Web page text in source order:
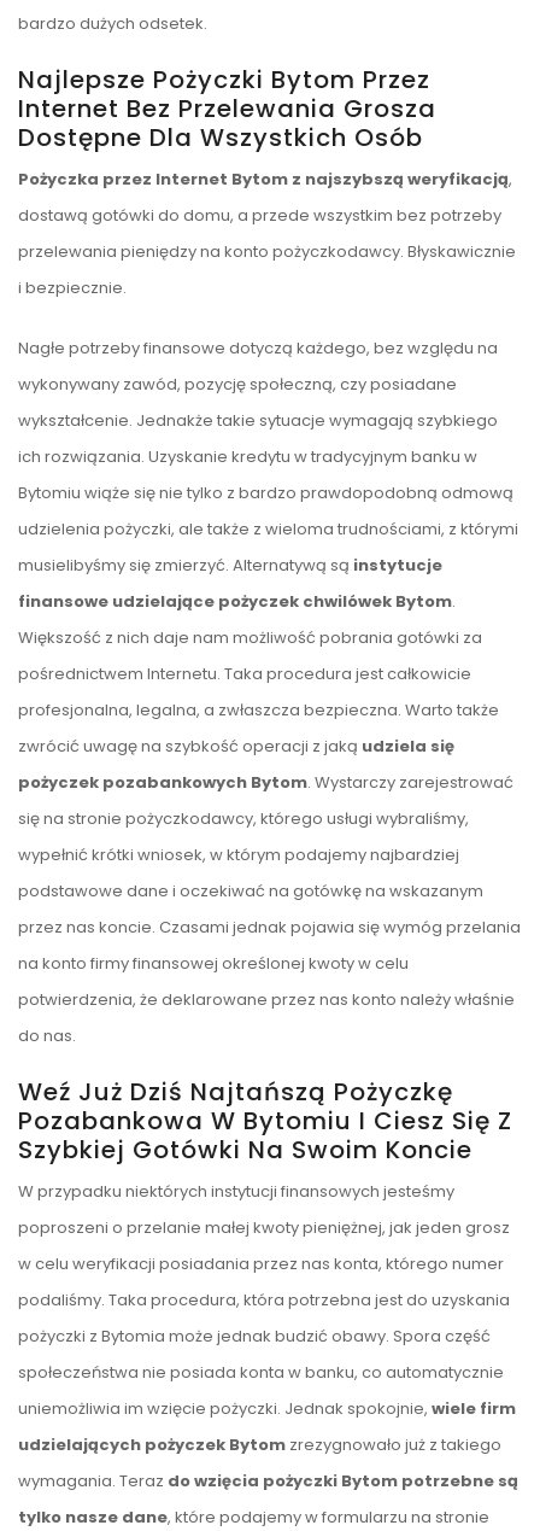
bardzo dużych odsetek.
Najlepsze Pożyczki Bytom Przez
Internet Bez Przelewania Grosza
Dostępne Dla Wszystkich Osób
Pożyczka przez Internet Bytom z najszybszą weryfikacją,
dostawą gotówki do domu, a przede wszystkim bez potrzeby
przelewania pieniędzy na konto pożyczkodawcy. Błyskawicznie
i bezpiecznie.
Nagłe potrzeby finansowe dotyczą każdego, bez względu na
wykonywany zawód, pozycję społeczną, czy posiadane
wykształcenie. Jednakże takie sytuacje wymagają szybkiego
ich rozwiązania. Uzyskanie kredytu w tradycyjnym banku w
Bytomiu wiąże się nie tylko z bardzo prawdopodobną odmową
udzielenia pożyczki, ale także z wieloma trudnościami, z którymi
musielibyśmy się zmierzyć. Alternatywą są instytucje
finansowe udzielające pożyczek chwilówek Bytom.
Większość z nich daje nam możliwość pobrania gotówki za
pośrednictwem Internetu. Taka procedura jest całkowicie
profesjonalna, legalna, a zwłaszcza bezpieczna. Warto także
zwrócić uwagę na szybkość operacji z jaką udziela się
pożyczek pozabankowych Bytom. Wystarczy zarejestrować
się na stronie pożyczkodawcy, którego usługi wybraliśmy,
wypełnić krótki wniosek, w którym podajemy najbardziej
podstawowe dane i oczekiwać na gotówkę na wskazanym
przez nas koncie. Czasami jednak pojawia się wymóg przelania
na konto firmy finansowej określonej kwoty w celu
potwierdzenia, że deklarowane przez nas konto należy właśnie
do nas.
Weź Już Dziś Najtańszą Pożyczkę
Pozabankowa W Bytomiu I Ciesz Się Z
Szybkiej Gotówki Na Swoim Koncie
W przypadku niektórych instytucji finansowych jesteśmy
poproszeni o przelanie małej kwoty pieniężnej, jak jeden grosz
w celu weryfikacji posiadania przez nas konta, którego numer
podaliśmy. Taka procedura, która potrzebna jest do uzyskania
pożyczki z Bytomia może jednak budzić obawy. Spora część
społeczeństwa nie posiada konta w banku, co automatycznie
uniemożliwia im wzięcie pożyczki. Jednak spokojnie, wiele firm
udzielających pożyczek Bytom zrezygnowało już z takiego
wymagania. Teraz do wzięcia pożyczki Bytom potrzebne są
tylko nasze dane, które podajemy w formularzu na stronie